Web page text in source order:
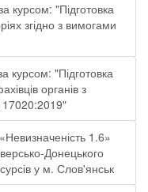
курсом: "Підготовка
згідно з вимогами
курсом: "Підготовка
органів з
17020:2019"
1.6»
Донецького
у м. Слов'янськ